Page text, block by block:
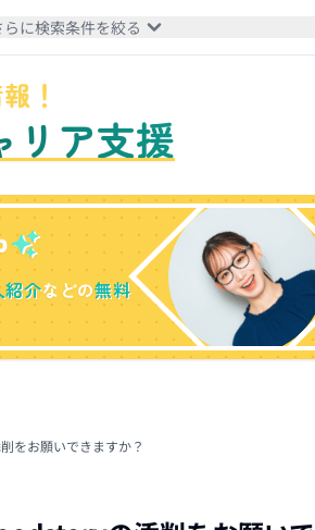
らに検索条件を絞る
！
リア支援
紹介などの無料
をお願いできますか？